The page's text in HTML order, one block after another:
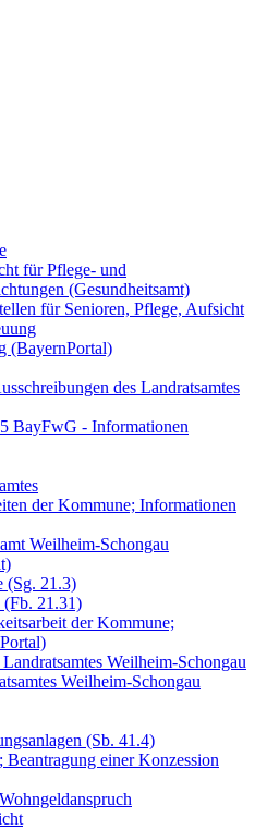
für Pflege- und
(Gesundheitsamt)
für Senioren, Pflege, Aufsicht
(BayernPortal)
des Landratsamtes
BayFwG - Informationen
der Kommune; Informationen
Weilheim-Schongau
(Sg. 21.3)
(Fb. 21.31)
der Kommune;
Weilheim-Schongau
Weilheim-Schongau
(Sb. 41.4)
Beantragung einer Konzession